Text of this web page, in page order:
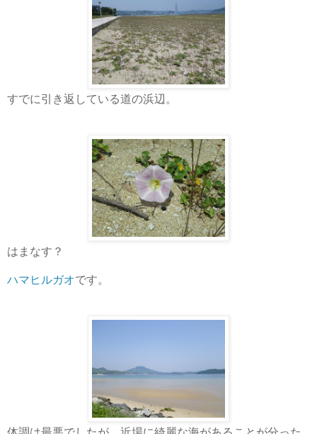
すでに引き返している道の浜辺。
はまなす？
ハマヒルガオです。